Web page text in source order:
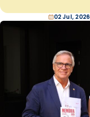
02 Jul, 2026